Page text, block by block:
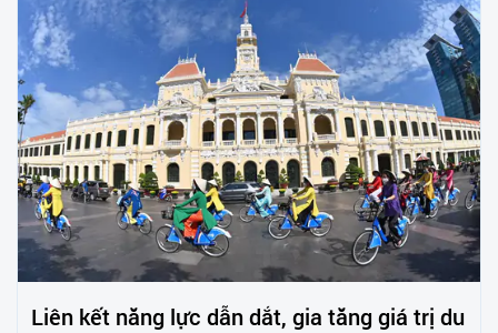
Liên kết năng lực dẫn dắt, gia tăng giá trị du